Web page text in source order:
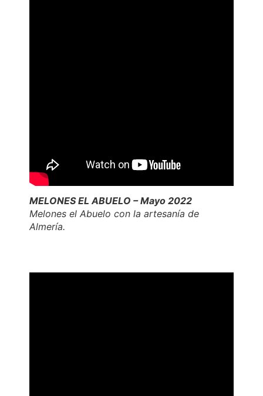
MELONES EL ABUELO – Mayo 2022
Melones el Abuelo con la artesanía de
Almería.